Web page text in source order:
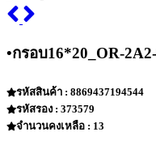
•กรอบ16*20_OR-
รหัสสินค้า : 8869437194544
รหัสรอง : 373579
จำนวนคงเหลือ : 13